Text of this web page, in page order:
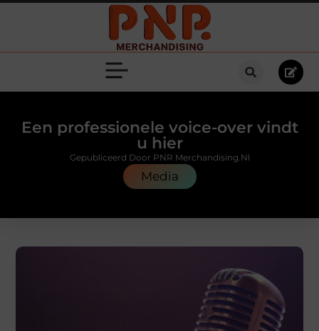
Een professionele voice-over vindt
u hier
Media
Gepubliceerd Door PNR Merchandising.nl